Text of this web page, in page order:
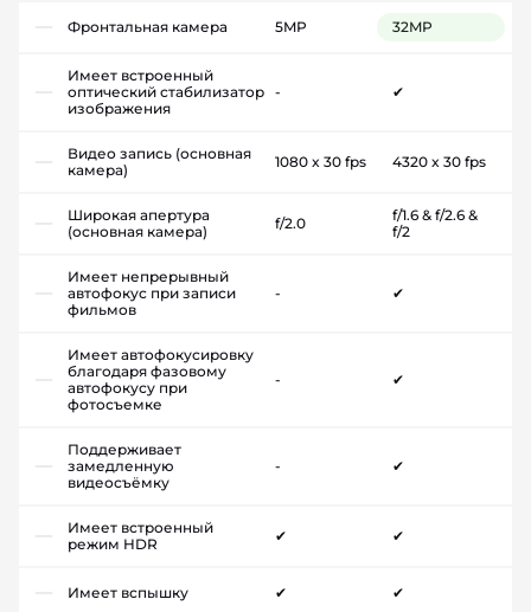
Фронтальная камера 5MP 32MP
Имеет встроенный
оптический стабилизатор
изображения
- ✔
Видео запись (основная
камера)
1080 x 30 fps 4320 x 30 fps
Широкая апертура
(основная камера)
f/2.0
f/1.6 & f/2.6 &
f/2
Имеет непрерывный
автофокус при записи
фильмов
- ✔
Имеет автофокусировку
благодаря фазовому
автофокусу при
фотосъемке
- ✔
Поддерживает
замедленную
видеосъёмку
- ✔
Имеет встроенный
режим HDR
✔ ✔
Имеет вспышку ✔ ✔